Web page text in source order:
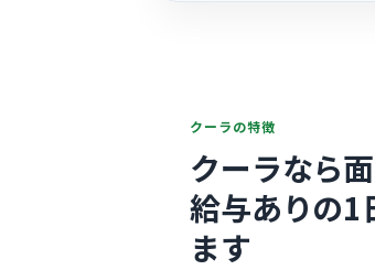
クーラの特徴
クーラなら面
給与ありの1
ます